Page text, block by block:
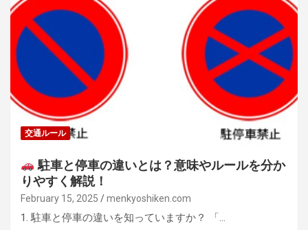
交通ルール
駐車と停車の違いとは？意味やルールを分か
りやすく解説！
February 15, 2025 menkyoshiken.com
1. 駐車と停車の違いを知っていますか？ 「…